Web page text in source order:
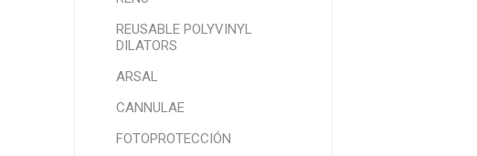
REUSABLE POLYVINYL
DILATORS
ARSAL
CANNULAE
FOTOPROTECCIÓN